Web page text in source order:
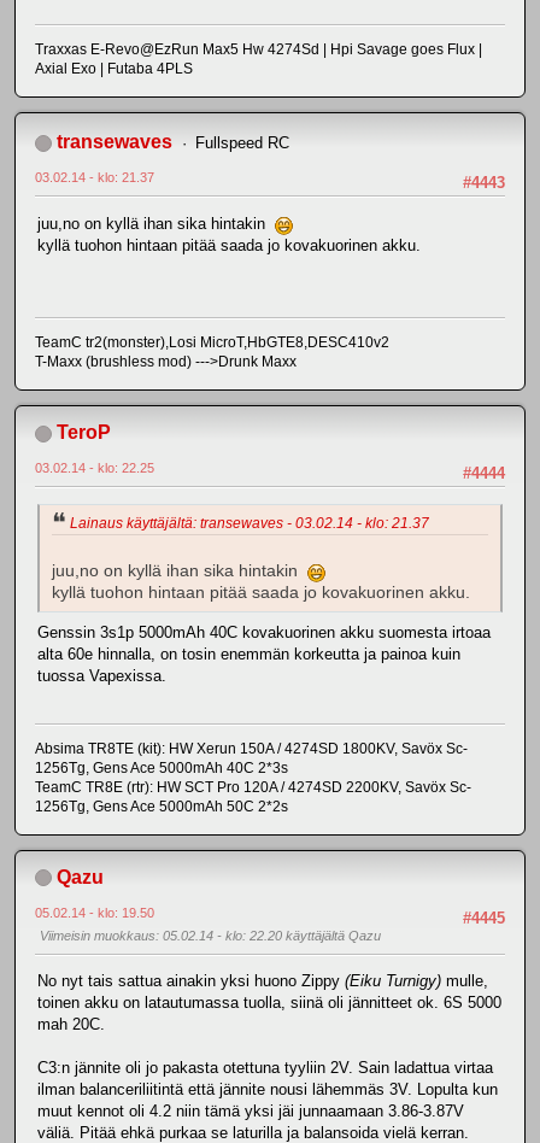
Traxxas E-Revo@EzRun Max5 Hw 4274Sd | Hpi Savage goes Flux |
Axial Exo | Futaba 4PLS
transewaves Fullspeed RC
#4443
03.02.14 - klo: 21.37
juu,no on kyllä ihan sika hintakin
kyllä tuohon hintaan pitää saada jo kovakuorinen akku.
TeamC tr2(monster),Losi MicroT,HbGTE8,DESC410v2
T-Maxx (brushless mod) --->Drunk Maxx
TeroP
#4444
03.02.14 - klo: 22.25
Lainaus käyttäjältä: transewaves - 03.02.14 - klo: 21.37
juu,no on kyllä ihan sika hintakin
kyllä tuohon hintaan pitää saada jo kovakuorinen akku.
Genssin 3s1p 5000mAh 40C kovakuorinen akku suomesta irtoaa
alta 60e hinnalla, on tosin enemmän korkeutta ja painoa kuin
tuossa Vapexissa.
Absima TR8TE (kit): HW Xerun 150A / 4274SD 1800KV, Savöx Sc-
1256Tg, Gens Ace 5000mAh 40C 2*3s
TeamC TR8E (rtr): HW SCT Pro 120A / 4274SD 2200KV, Savöx Sc-
1256Tg, Gens Ace 5000mAh 50C 2*2s
Qazu
#4445
05.02.14 - klo: 19.50
Viimeisin muokkaus: 05.02.14 - klo: 22.20 käyttäjältä Qazu
No nyt tais sattua ainakin yksi huono Zippy (Eiku Turnigy) mulle,
toinen akku on latautumassa tuolla, siinä oli jännitteet ok. 6S 5000
mah 20C.
C3:n jännite oli jo pakasta otettuna tyyliin 2V. Sain ladattua virtaa
ilman balanceriliitintä että jännite nousi lähemmäs 3V. Lopulta kun
muut kennot oli 4.2 niin tämä yksi jäi junnaamaan 3.86-3.87V
väliä. Pitää ehkä purkaa se laturilla ja balansoida vielä kerran.